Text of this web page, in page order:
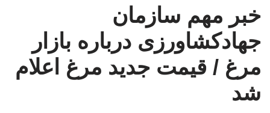
خبر مهم سازمان
جهادکشاورزی درباره بازار
مرغ / قیمت جدید مرغ اعلام
شد